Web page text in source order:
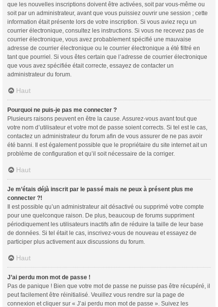
que les nouvelles inscriptions doivent être activées, soit par vous-même ou
soit par un administrateur, avant que vous puissiez ouvrir une session ; cette
information était présente lors de votre inscription. Si vous aviez reçu un
courrier électronique, consultez les instructions. Si vous ne recevez pas de
courrier électronique, vous avez probablement spécifié une mauvaise
adresse de courrier électronique ou le courrier électronique a été filtré en
tant que pourriel. Si vous êtes certain que l’adresse de courrier électronique
que vous avez spécifiée était correcte, essayez de contacter un
administrateur du forum.
Haut
Pourquoi ne puis-je pas me connecter ?
Plusieurs raisons peuvent en être la cause. Assurez-vous avant tout que
votre nom d’utilisateur et votre mot de passe soient corrects. Si tel est le cas,
contactez un administrateur du forum afin de vous assurer de ne pas avoir
été banni. Il est également possible que le propriétaire du site internet ait un
problème de configuration et qu’il soit nécessaire de la corriger.
Haut
Je m’étais déjà inscrit par le passé mais ne peux à présent plus me
connecter ?!
Il est possible qu’un administrateur ait désactivé ou supprimé votre compte
pour une quelconque raison. De plus, beaucoup de forums suppriment
périodiquement les utilisateurs inactifs afin de réduire la taille de leur base
de données. Si tel était le cas, inscrivez-vous de nouveau et essayez de
participer plus activement aux discussions du forum.
Haut
J’ai perdu mon mot de passe !
Pas de panique ! Bien que votre mot de passe ne puisse pas être récupéré, il
peut facilement être réinitialisé. Veuillez vous rendre sur la page de
connexion et cliquer sur « J’ai perdu mon mot de passe ». Suivez les